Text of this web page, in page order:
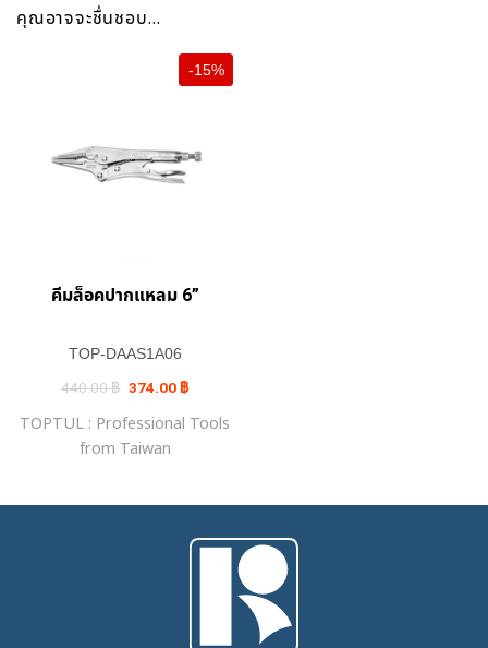
คุณอาจจะชื่นชอบ…
-15%
คีมล็อคปากแหลม 6”
TOP-DAAS1A06
440.00฿ Original
price
440.00 ฿.
374.00 ฿Current
price
374.00 ฿.
TOPTUL : Professional Tools
from Taiwan